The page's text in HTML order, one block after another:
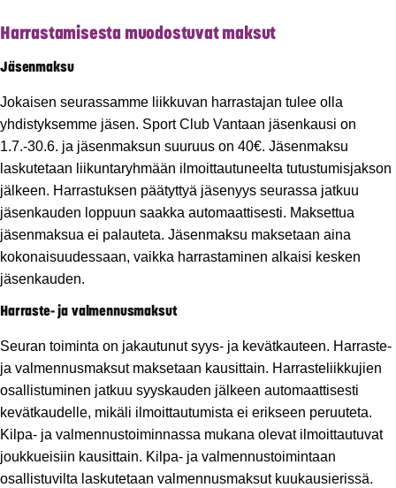
Harrastamisesta muodostuvat maksut
Jäsenmaksu
Jokaisen seurassamme liikkuvan harrastajan tulee olla
yhdistyksemme jäsen. Sport Club Vantaan jäsenkausi on
1.7.-30.6. ja jäsenmaksun suuruus on 40€. Jäsenmaksu
laskutetaan liikuntaryhmään ilmoittautuneelta tutustumisjakson
jälkeen. Harrastuksen päätyttyä jäsenyys seurassa jatkuu
jäsenkauden loppuun saakka automaattisesti. Maksettua
jäsenmaksua ei palauteta. Jäsenmaksu maksetaan aina
kokonaisuudessaan, vaikka harrastaminen alkaisi kesken
jäsenkauden.
Harraste- ja valmennusmaksut
Seuran toiminta on jakautunut syys- ja kevätkauteen. Harraste-
ja valmennusmaksut maksetaan kausittain. Harrasteliikkujien
osallistuminen jatkuu syyskauden jälkeen automaattisesti
kevätkaudelle, mikäli ilmoittautumista ei erikseen peruuteta.
Kilpa- ja valmennustoiminnassa mukana olevat ilmoittautuvat
joukkueisiin kausittain. Kilpa- ja valmennustoimintaan
osallistuvilta laskutetaan valmennusmaksut kuukausierissä.